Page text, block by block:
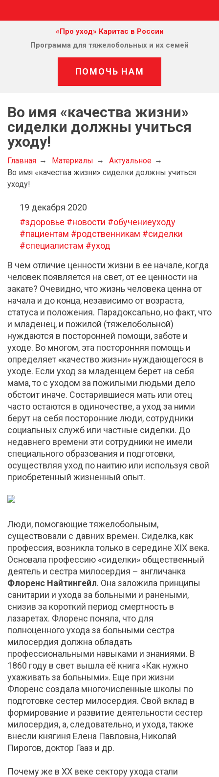
«Про уход» Каритас в России
Программа для тяжелобольных и их семей
ПОМОЧЬ НАМ
Во имя «качества жизни»
сиделки должны учиться
уходу!
Главная Материалы
Актуальное
Во имя «качества жизни» сиделки должны учиться
уходу!
19 декабря 2020
#здоровье #новости #обучениеуходу
#пациентам #родственникам #сиделки
#специалистам #уход
В чем отличие ценности жизни в ее начале, когда
человек появляется на свет, от ее ценности на
закате? Очевидно, что жизнь человека ценна от
начала и до конца, независимо от возраста,
статуса и положения. Парадоксально, но факт, что
и младенец, и пожилой (тяжелобольной)
нуждаются в посторонней помощи, заботе и
уходе. Во многом, эта посторонняя помощь и
определяет «качество жизни» нуждающегося в
уходе. Если уход за младенцем берет на себя
мама, то с уходом за пожилыми людьми дело
обстоит иначе. Состарившиеся мать или отец
часто остаются в одиночестве, а уход за ними
берут на себя посторонние люди, сотрудники
социальных служб или частные сиделки. До
недавнего времени эти сотрудники не имели
специального образования и подготовки,
осуществляя уход по наитию или используя свой
приобретенный жизненный опыт.
Люди, помогающие тяжелобольным,
существовали с давних времен. Сиделка, как
профессия, возникла только в середине XIX века.
Основала профессию «сиделки» общественный
деятель и сестра милосердия – англичанка
Флоренс Найтингейл. Она заложила принципы
санитарии и ухода за больными и ранеными,
снизив за короткий период смертность в
лазаретах. Флоренс поняла, что для
полноценного ухода за больными сестра
милосердия должна обладать
профессиональными навыками и знаниями. В
1860 году в свет вышла её книга «Как нужно
ухаживать за больными». Еще при жизни
Флоренс создала многочисленные школы по
подготовке сестер милосердия. Свой вклад в
формирование и развитие деятельности сестер
милосердия, а, следовательно, и ухода, также
внесли княгиня Елена Павловна, Николай
Пирогов, доктор Гааз и др.
Почему же в XX веке сектору ухода стали